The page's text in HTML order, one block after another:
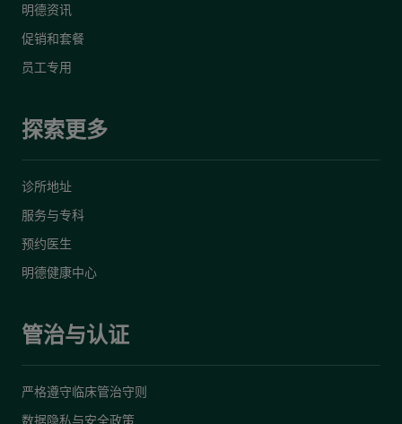
明德资讯
促销和套餐
员工专用
探索更多
诊所地址
服务与专科
预约医生
明德健康中心
管治与认证
严格遵守临床管治守则
数据隐私与安全政策